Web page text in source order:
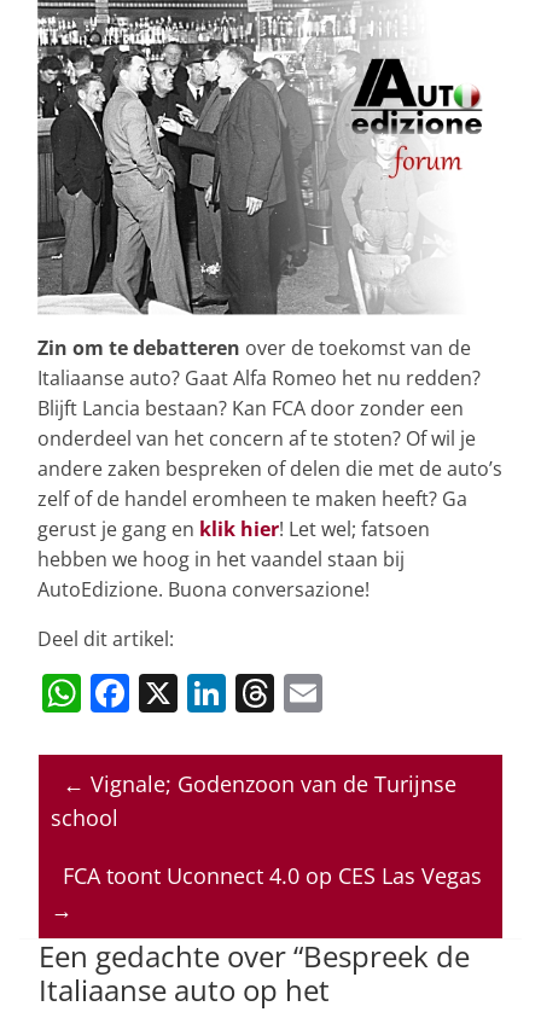
Zin om te debatteren over de toekomst van de
Italiaanse auto? Gaat Alfa Romeo het nu redden?
Blijft Lancia bestaan? Kan FCA door zonder een
onderdeel van het concern af te stoten? Of wil je
andere zaken bespreken of delen die met de auto’s
zelf of de handel eromheen te maken heeft? Ga
gerust je gang en klik hier! Let wel; fatsoen
hebben we hoog in het vaandel staan bij
AutoEdizione. Buona conversazione!
Deel dit artikel:
W
at
s
p
p
F
c
e
o
o
k
X Li
k
e
n
T
re
a
s
ai
l
← Vignale; Godenzoon van de Turijnse
school
FCA toont Uconnect 4.0 op CES Las Vegas
→
Een gedachte over “Bespreek de
Italiaanse auto op het